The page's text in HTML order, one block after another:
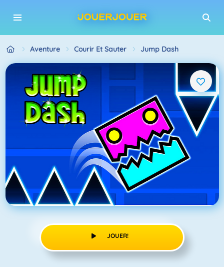
Aventure Courir Et Sauter Jump Dash
JOUER!